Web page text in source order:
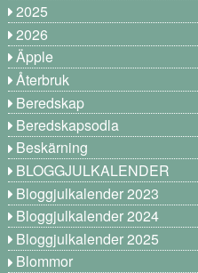
2025
2026
Äpple
Återbruk
Beredskap
Beredskapsodla
Beskärning
BLOGGJULKALENDER
Bloggjulkalender 2023
Bloggjulkalender 2024
Bloggjulkalender 2025
Blommor